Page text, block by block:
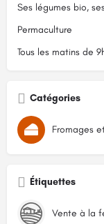
Ses légumes bio,
Permaculture
Tous les matins de
Catégories
Étiquettes
Vente à la